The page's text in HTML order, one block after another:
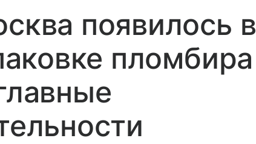
появилось в
пломбира